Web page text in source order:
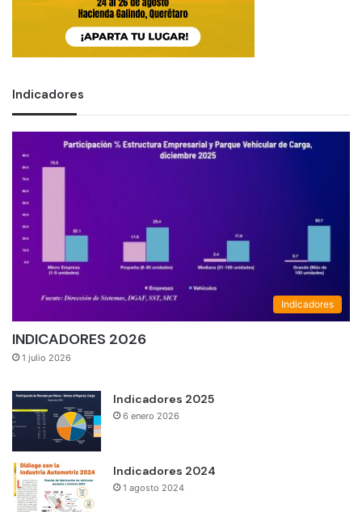
Indicadores
Indicadores
INDICADORES 2026
1 julio 2026
Indicadores 2025
6 enero 2026
Indicadores 2024
1 agosto 2024